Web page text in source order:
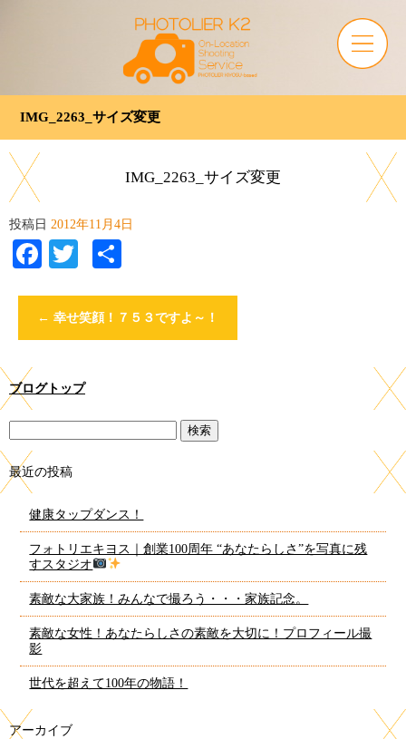
IMG_2263_サイズ変更
IMG_2263_サイズ変更
投稿日 2012年11月4日
Facebook
Twitter
← 幸せ笑顔！７５３ですよ～！
ブログトップ
最近の投稿
健康タップダンス！
フォトリエキヨス｜創業100周年 “あなたらしさ”を写真に残
すスタジオ
素敵な大家族！みんなで撮ろう・・・家族記念。
素敵な女性！あなたらしさの素敵を大切に！プロフィール撮
影
世代を超えて100年の物語！
アーカイブ